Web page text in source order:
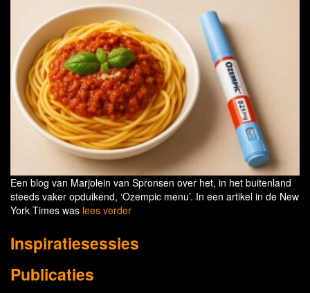
Een blog van Marjolein van Spronsen over het, in het buitenland
steeds vaker opduikend, ‘Ozempic menu’. In een artikel in de New
York Times was lees verder
Inspiratiesessies
Publicaties